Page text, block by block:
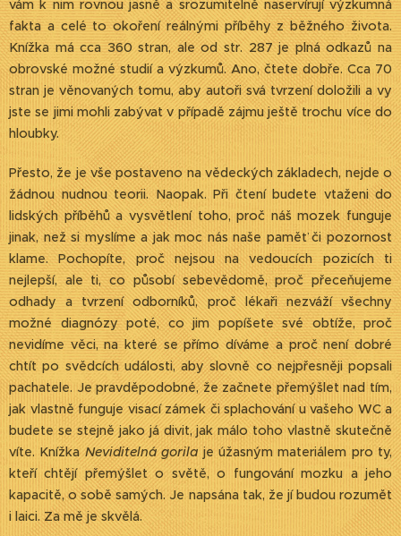
vám k nim rovnou jasně a srozumitelně naservírují výzkumná
fakta a celé to okoření reálnými příběhy z běžného života.
Knížka má cca 360 stran, ale od str. 287 je plná odkazů na
obrovské možné studií a výzkumů. Ano, čtete dobře. Cca 70
stran je věnovaných tomu, aby autoři svá tvrzení doložili a vy
jste se jimi mohli zabývat v případě zájmu ještě trochu více do
hloubky.
Přesto, že je vše postaveno na vědeckých základech, nejde o
žádnou nudnou teorii. Naopak. Při čtení budete vtaženi do
lidských příběhů a vysvětlení toho, proč náš mozek funguje
jinak, než si myslíme a jak moc nás naše paměť či pozornost
klame. Pochopíte, proč nejsou na vedoucích pozicích ti
nejlepší, ale ti, co působí sebevědomě, proč přeceňujeme
odhady a tvrzení odborníků, proč lékaři nezváží všechny
možné diagnózy poté, co jim popíšete své obtíže, proč
nevidíme věci, na které se přímo díváme a proč není dobré
chtít po svědcích události, aby slovně co nejpřesněji popsali
pachatele. Je pravděpodobné, že začnete přemýšlet nad tím,
jak vlastně funguje visací zámek či splachování u vašeho WC a
budete se stejně jako já divit, jak málo toho vlastně skutečně
víte. KnížkaNeviditelná gorila je úžasným materiálem pro ty,
kteří chtějí přemýšlet o světě, o fungování mozku a jeho
kapacitě, o sobě samých. Je napsána tak, že jí budou rozumět
i laici. Za mě je skvělá.